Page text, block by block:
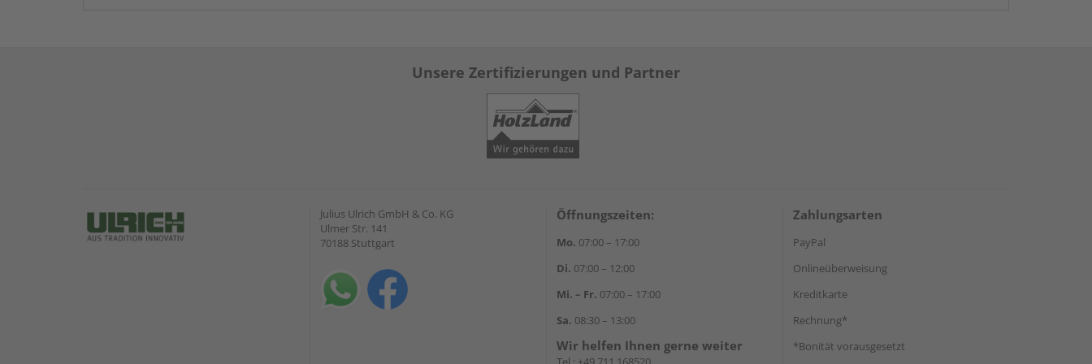
Unsere Zertifizierungen und Partner
Julius Ulrich GmbH & Co. KG
Ulmer Str. 141
70188 Stuttgart
Öffnungszeiten:
Mo. 07:00 – 17:00
Di. 07:00 – 12:00
Mi. – Fr. 07:00 – 17:00
Sa. 08:30 – 13:00
Wir helfen Ihnen gerne weiter
Zahlungsarten
PayPal
Onlineüberweisung
Kreditkarte
Rechnung*
*Bonität vorausgesetzt